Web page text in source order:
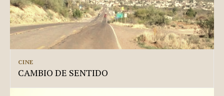
CINE
CAMBIO DE SENTIDO